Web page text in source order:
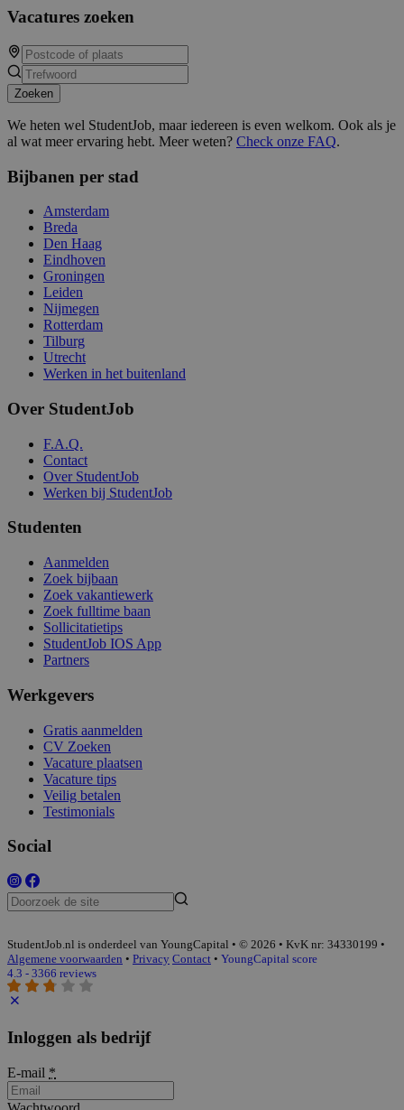
Vacatures zoeken
Zoeken
We heten wel StudentJob, maar iedereen is even welkom. Ook als je
al wat meer ervaring hebt. Meer weten? Check onze FAQ.
Bijbanen per stad
Amsterdam
Breda
Den Haag
Eindhoven
Groningen
Leiden
Nijmegen
Rotterdam
Tilburg
Utrecht
Werken in het buitenland
Over StudentJob
F.A.Q.
Contact
Over StudentJob
Werken bij StudentJob
Studenten
Aanmelden
Zoek bijbaan
Zoek vakantiewerk
Zoek fulltime baan
Sollicitatietips
StudentJob IOS App
Partners
Werkgevers
Gratis aanmelden
CV Zoeken
Vacature plaatsen
Vacature tips
Veilig betalen
Testimonials
Social
StudentJob.nl is onderdeel van YoungCapital • © 2026 • KvK nr: 34330199 •
Algemene voorwaarden • Privacy Contact • YoungCapital score
4.3 - 3366 reviews
Inloggen als bedrijf
E-mail *